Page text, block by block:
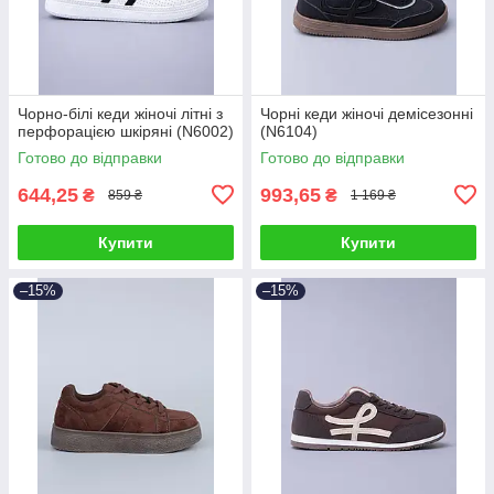
Чорно-білі кеди жіночі літні з
перфорацією шкіряні (N6002)
Готово до відправки
644,25 ₴ 859 ₴
Купити
Чорні кеди жіночі демісезонні
(N6104)
Готово до відправки
993,65 ₴ 1 169 ₴
Купити
–15% –15%